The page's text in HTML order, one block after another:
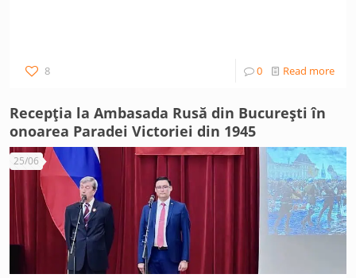
8 0 Read more
Recepția la Ambasada Rusă din București în
onoarea Paradei Victoriei din 1945
25/06